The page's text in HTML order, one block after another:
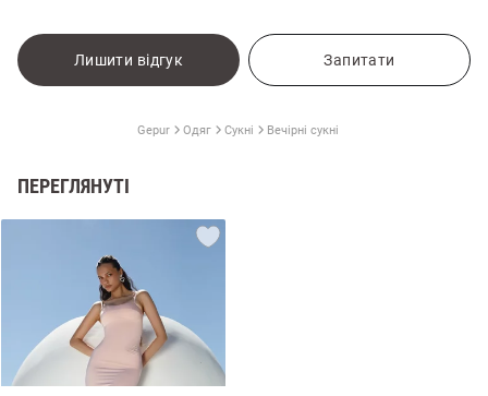
Лишити відгук Запитати
Gepur Одяг Сукні Вечірні сукні
ПЕРЕГЛЯНУТІ